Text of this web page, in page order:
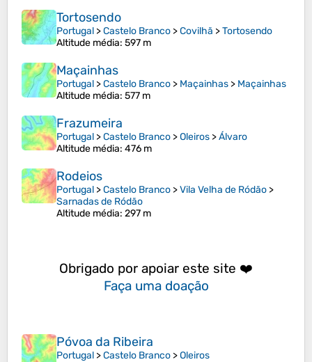
Tortosendo
Portugal >Castelo Branco >Covilhã >Tortosendo
Altitude média: 597 m
Maçainhas
Portugal >Castelo Branco > Maçainhas > Maçainhas
Altitude média: 577 m
Frazumeira
Portugal >Castelo Branco >Oleiros >Álvaro
Altitude média: 476 m
Rodeios
Portugal >Castelo Branco >Vila Velha de Ródão >
Sarnadas de Ródão
Altitude média: 297 m
Obrigado por apoiar este site ❤️
Faça uma doação
Póvoa da Ribeira
Portugal >Castelo Branco >Oleiros